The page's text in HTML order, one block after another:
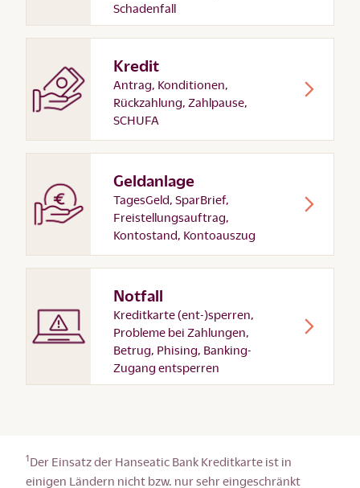
Schadenfall
Kredit
Antrag, Konditionen,
Rückzahlung, Zahlpause,
SCHUFA
Geldanlage
TagesGeld, SparBrief,
Freistellungsauftrag,
Kontostand, Kontoauszug
Notfall
Kreditkarte (ent-)sperren,
Probleme bei Zahlungen,
Betrug, Phising, Banking-
Zugang entsperren
1Der Einsatz der Hanseatic Bank Kreditkarte ist in
einigen Ländern nicht bzw. nur sehr eingeschränkt